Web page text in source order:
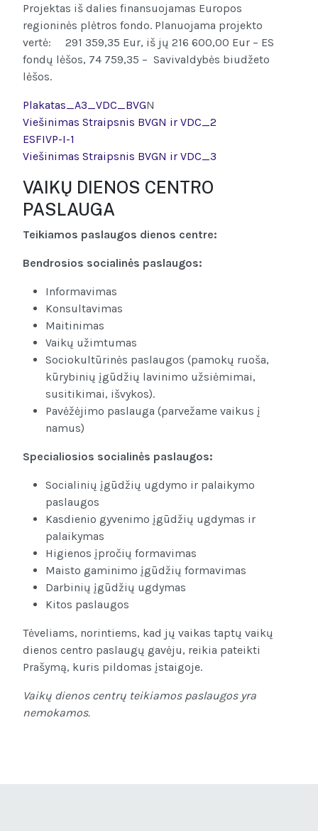
Projektas iš dalies finansuojamas Europos
regioninės plėtros fondo. Planuojama projekto
vertė: 291 359,35 Eur, iš jų 216 600,00 Eur – ES
fondų lėšos, 74 759,35 – Savivaldybės biudžeto
lėšos.
Plakatas_A3_VDC_BVGN
Viešinimas Straipsnis BVGN ir VDC_2
ESFIVP-I-1
Viešinimas Straipsnis BVGN ir VDC_3
VAIKŲ DIENOS CENTRO
PASLAUGA
Teikiamos paslaugos dienos centre:
Bendrosios socialinės paslaugos:
Informavimas
Konsultavimas
Maitinimas
Vaikų užimtumas
Sociokultūrinės paslaugos (pamokų ruoša,
kūrybinių įgūdžių lavinimo užsiėmimai,
susitikimai, išvykos).
Pavėžėjimo paslauga (parvežame vaikus į
namus)
Specialiosios socialinės paslaugos:
Socialinių įgūdžių ugdymo ir palaikymo
paslaugos
Kasdienio gyvenimo įgūdžių ugdymas ir
palaikymas
Higienos įpročių formavimas
Maisto gaminimo įgūdžių formavimas
Darbinių įgūdžių ugdymas
Kitos paslaugos
Tėveliams, norintiems, kad jų vaikas taptų vaikų
dienos centro paslaugų gavėju, reikia pateikti
Prašymą, kuris pildomas įstaigoje.
Vaikų dienos centrų teikiamos paslaugos yra
nemokamos.